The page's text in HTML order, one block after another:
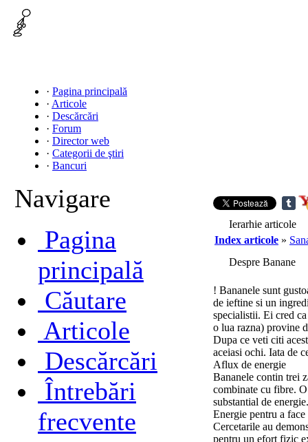
· Pagina principală
· Articole
· Descărcări
· Forum
· Director web
· Categorii de ştiri
· Bancuri
Navigare
Pagina
principală
Căutare
Articole
Descărcări
Întrebări
frecvente
Ierarhie articole
Index articole »
Despre Banane
! Bananele sunt
de ieftine si un
specialistii. Ei cred
o lua razna) provine
Dupa ce veti citi
aceiasi ochi. Iata de
Aflux de energie
Bananele contin trei
combinate cu fibre.
substantial de energie.
Energie pentru a
Cercetarile au
pentru un efort fizic